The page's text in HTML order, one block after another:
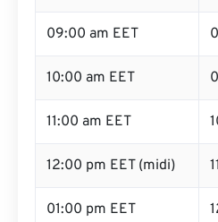
09:00 am EET
10:00 am EET
11:00 am EET
12:00 pm EET (midi)
01:00 pm EET